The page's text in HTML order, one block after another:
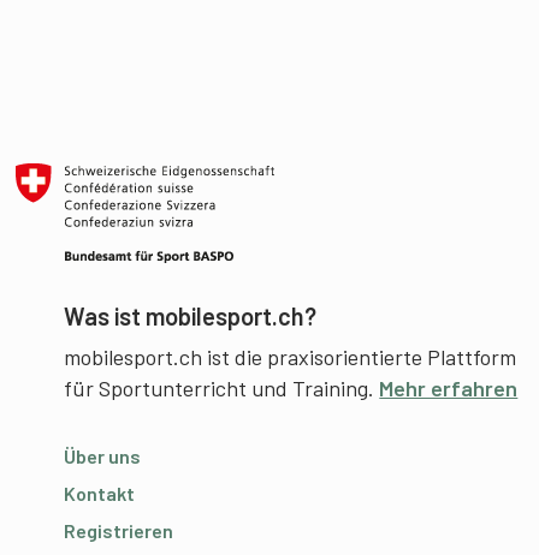
Was ist mobilesport.ch?
mobilesport.ch ist die praxisorientierte Plattform
für Sportunterricht und Training. Mehr erfahren
Über uns
Kontakt
Registrieren